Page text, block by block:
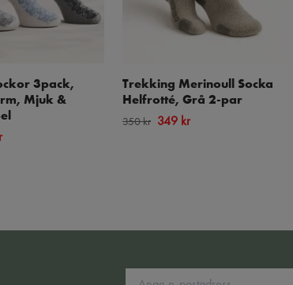
3pack,
Mjuk &
Trekking Merinoull Socka
Helfrotté, Grå 2-par
350 kr 349 kr